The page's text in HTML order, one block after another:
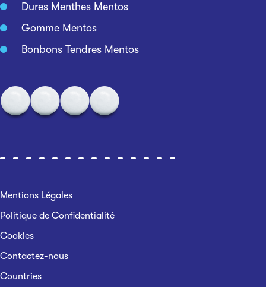
Dures Menthes Mentos
Gomme Mentos
Bonbons Tendres Mentos
Mentions Légales
Politique de Confidentialité
Cookies
Contactez-nous
Countries